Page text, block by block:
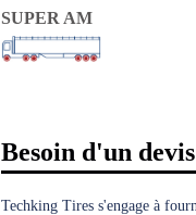
SUPER AM
Besoin d'un
Techking Tires s'engage à